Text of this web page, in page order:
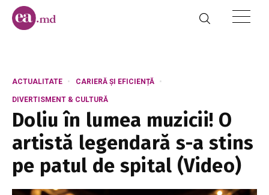
ACTUALITATE CARIERĂ ȘI EFICIENȚĂ
DIVERTISMENT & CULTURĂ
Doliu în lumea muzicii! O
artistă legendară s-a stins
pe patul de spital (Video)